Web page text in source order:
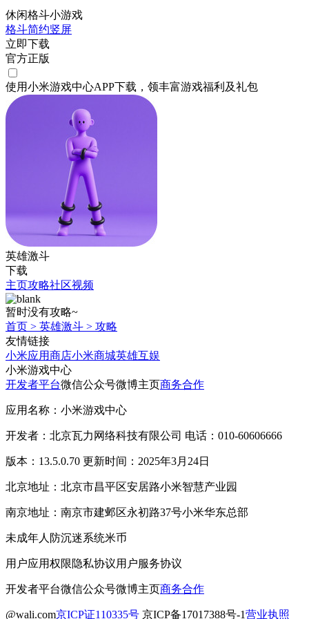
休闲格斗小游戏
格斗简约竖屏
立即下载
官方正版
使用小米游戏中心APP下载 ，领丰富游戏福利 及礼包
英雄激斗
下载
主页攻略社区视频
暂时没有攻略~
首页 > 英雄激斗 > 攻略
友情链接
小米应用商店小米商城英雄互娱
小米游戏中心
开发者平台微信公众号微博主页商务合作
应用名称：小米游戏中心
开发者：北京瓦力网络科技有限公司 电话：010-60606666
版本：13.5.0.70 更新时间：2025年3月24日
北京地址：北京市昌平区安居路小米智慧产业园
南京地址：南京市建邺区永初路37号小米华东总部
未成年人防沉迷系统米币
用户应用权限隐私协议用户服务协议
开发者平台微信公众号微博主页商务合作
@wali.com京ICP证110335号 京ICP备17017388号-1营业执照